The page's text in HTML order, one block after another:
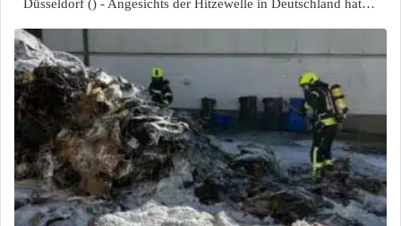
Düsseldorf () - Angesichts der Hitzewelle in Deutschland hat…